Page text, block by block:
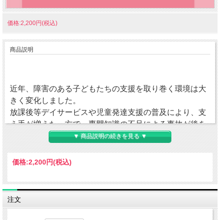
価格:2,200円(税込)
商品説明
近年、障害のある子どもたちの支援を取り巻く環境は大
きく変化しました。
放課後等デイサービスや児童発達支援の普及により、支
え手が増えた一方で、専門知識の不足による事故が後を
絶ちません。障害を持つ子どもたちの繊細な身体には、
多くのリスクが隠れています。
「知っていれば防げたはずの事故」をなくしたい――。
本書は、そんな願いから30 年以上重症心身障がい児と向
き合ってきた臨床家 多和田忍氏が、現状に警鐘を鳴ら
し、脳性麻痺や肢体不自由児の「身体的リスク」や支援
のポイントを平易な言葉で解説しています。
▼ 商品説明の続きを見る ▼
価格:2,200円(税込)
注文